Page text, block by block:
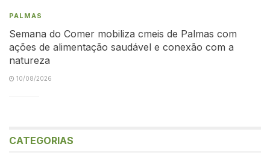
PALMAS
Semana do Comer mobiliza cmeis de Palmas com
ações de alimentação saudável e conexão com a
natureza
10/08/2026
CATEGORIAS